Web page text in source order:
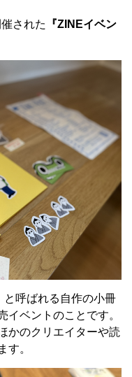
された
『ZINEイベン
と呼ばれる自作の小冊
イベントのことです。
かのクリエイターや読
す。